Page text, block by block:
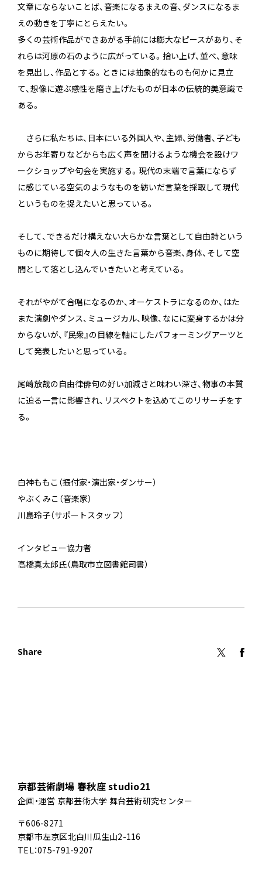
文章にならないことば、音楽になるまえの音、ダンスになるま
えの動きを丁寧にとらえたい。
多くの芸術作品ができあがる手前には膨大なピースがあり、そ
れらは河原の石のように広がっている。拾い上げ、並べ、意味
を見出し、作品とする。ときには抽象的なものも何かに見立
て、想像に遊ぶ感性を磨き上げたものが日本の伝統的美意識で
ある。
さらに私たちは、日本にいる外国人や、主婦、労働者、子ども
からお年寄りなどからも広く声を聞けるような機会を設けワ
ークショップや句会を実施する。現代の末端で言葉にならず
に感じている空気のようなものを紡いだ言葉を採取して現代
というものを捉えたいと思っている。
そして、できるだけ構えない大らかな言葉として自由詩という
ものに期待して個々人の生きた言葉から音楽、身体、そして空
間として落とし込んでいきたいと考えている。
それがやがて合唱になるのか、オーケストラになるのか、はた
また演劇やダンス、ミュージカル、映像、なにに変身するかは分
からないが、『民衆』の目線を軸にしたパフォーミングアーツと
して発表したいと思っている。
尾崎放哉の自由律俳句の好い加減さと味わい深さ、物事の本質
に迫る一言に影響され、リスペクトを込めてこのリサーチをす
る。
白神ももこ（振付家・演出家・ダンサー）
やぶくみこ（音楽家）
川島玲子（サポートスタッフ）
インタビュー協力者
高橋真太郎氏（鳥取市立図書館司書）
Share
京都芸術劇場 春秋座 studio21
企画・運営 京都芸術大学 舞台芸術研究センター
〒606-8271
京都市左京区北白川瓜生山2-116
TEL：075-791-9207